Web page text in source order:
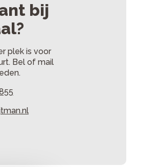
bij
plek is voor
Bel of mail